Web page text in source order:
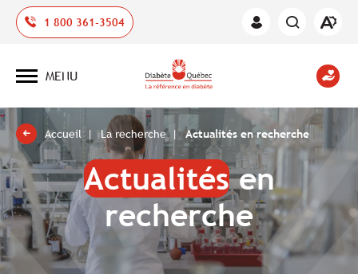
1 800 361-3504
Espace
Ouvrir
Ouvrir
site
MENU
Accueil La recherche Actualités en recherche
Actualitésen
recherche